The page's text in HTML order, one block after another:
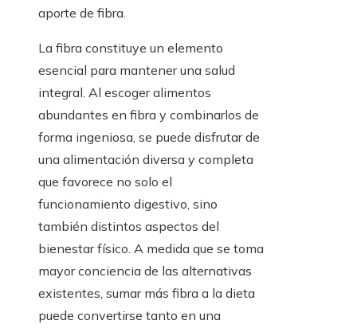
aporte de fibra.
La fibra constituye un elemento
esencial para mantener una salud
integral. Al escoger alimentos
abundantes en fibra y combinarlos de
forma ingeniosa, se puede disfrutar de
una alimentación diversa y completa
que favorece no solo el
funcionamiento digestivo, sino
también distintos aspectos del
bienestar físico. A medida que se toma
mayor conciencia de las alternativas
existentes, sumar más fibra a la dieta
puede convertirse tanto en una